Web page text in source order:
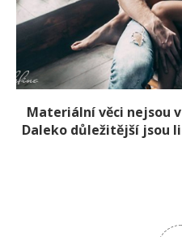
Materiální věci nejsou
Daleko důležitější jsou